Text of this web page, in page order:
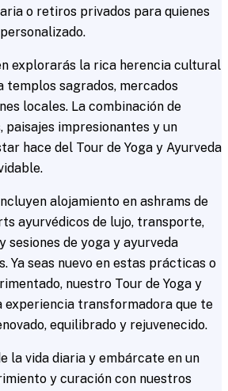
o retiros privados para quienes
explorarás la rica herencia cultural
templos sagrados, mercados
locales. La combinación de
paisajes impresionantes y un
hace del Tour de Yoga y Ayurveda
alojamiento en ashrams de
ayurvédicos de lujo, transporte,
sesiones de yoga y ayurveda
Ya seas nuevo en estas prácticas o
nuestro Tour de Yoga y
experiencia transformadora que te
equilibrado y rejuvenecido.
la vida diaria y embárcate en un
y curación con nuestros